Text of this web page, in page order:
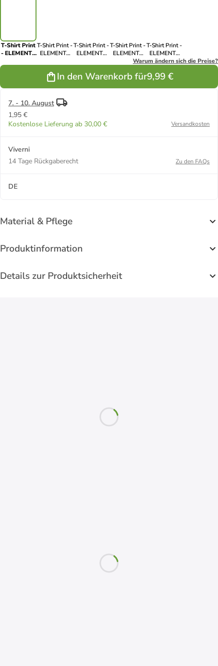
T-Shirt Print
- ELEMENTS
CREW NECK
T-Shirt Print -
ELEMENTS
in Port
Royale
T-Shirt Print -
ELEMENTS
in Total
T-Shirt Print -
ELEMENTS
TEE SS
in Cloud
T-Shirt Print -
ELEMENTS
TEE SS
in Tap Shoe
Warum ändern sich die Preise?
In den Warenkorb für9,99 €
7. - 10. August
1,95 €
Kostenlose Lieferung ab 30,00 €
Versandkosten
Viverni
14 Tage Rückgaberecht
Zu den FAQs
DE
Material & Pflege
Produktinformation
Details zur Produktsicherheit